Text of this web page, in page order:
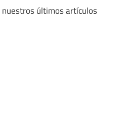
últimos artículos